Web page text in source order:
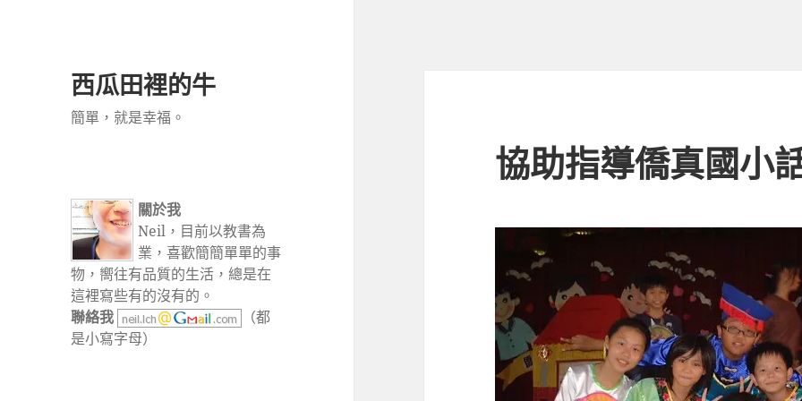
西瓜田裡的牛
簡單，就是幸福。
關於我
Neil，目前以教書為
業，喜歡簡簡單單的事
物，嚮往有品質的生活，總是在
這裡寫些有的沒有的。
聯絡我
（都
是小寫字母）
協助指導僑真國小